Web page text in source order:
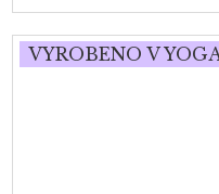
VYROBENO V